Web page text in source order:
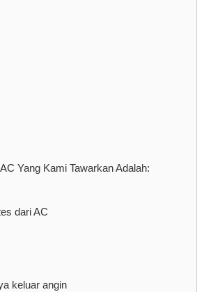
Yang Kami Tawarkan Adalah:
dari AC
keluar angin